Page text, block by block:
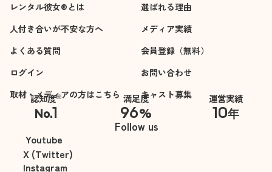
レンタル彼女®とは
選ばれる理由
人付き合いが不安な方へ
メディア実績
よくある質問
会員登録（無料）
ログイン
お問い合わせ
取材・メディアの方はこちら
キャスト募集
認知度※
No.1
※自社調べ
満足度
96%
運営実績
10年
Follow us
Youtube
X (Twitter)
Instagram